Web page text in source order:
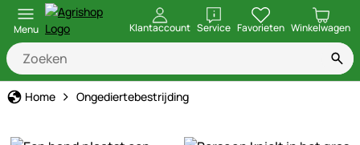
Menu Klantaccount ServiceopenenFavorieten Winkelwagen
Home Ongediertebestrijding